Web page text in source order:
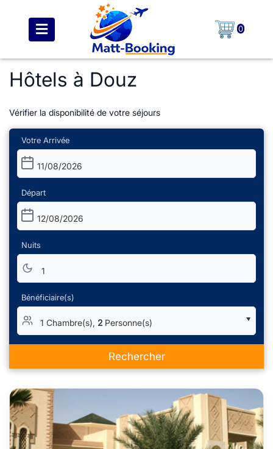
0
Hôtels à Douz
Vérifier la disponibilité de votre séjours
Votre Arrivée
11/08/2026
Départ
12/08/2026
Nuits
1
Bénéficiaire(s)
1 Chambre(s), 2 Personne(s)
Rechercher